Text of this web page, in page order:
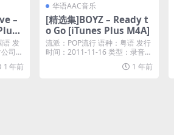
–
语 发
司：
1 年前
华语AAC音乐
[精选集]BOYZ – Ready t
o Go [iTunes Plus M4A]
流派：POP流行 语种：粤语 发行
时间：2011-11-16 类型：录音室
1 年前